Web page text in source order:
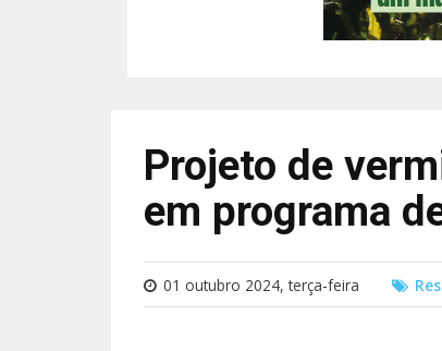
Projeto de
em programa
01 outubro 2024, terça-feira